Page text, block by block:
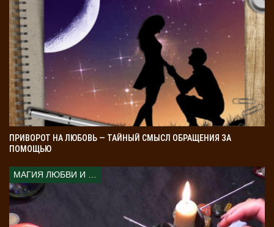
ПРИВОРОТ НА ЛЮБОВЬ — ТАЙНЫЙ СМЫСЛ ОБРАЩЕНИЯ ЗА
ПОМОЩЬЮ